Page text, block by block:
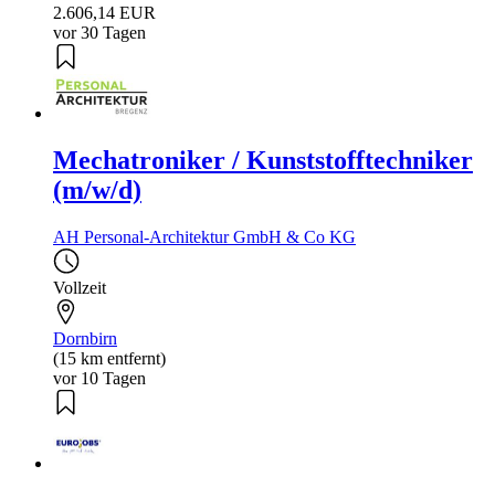
2.606,14 EUR
vor 30 Tagen
Mechatroniker / Kunststofftechniker
(m/w/d)
AH Personal-Architektur GmbH & Co KG
Vollzeit
Dornbirn
(15 km entfernt)
vor 10 Tagen